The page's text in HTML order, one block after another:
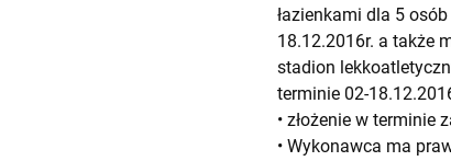
łazienkami dla 5
18.12.2016r. a także
stadion
terminie 02-
• złożenie w terminie
• Wykonawca ma